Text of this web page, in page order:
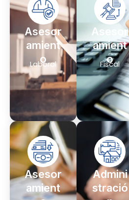
Asesor
amient
o
Laboral
Asesor
amient
o
Fiscal
Asesor
amient
Admini
stració